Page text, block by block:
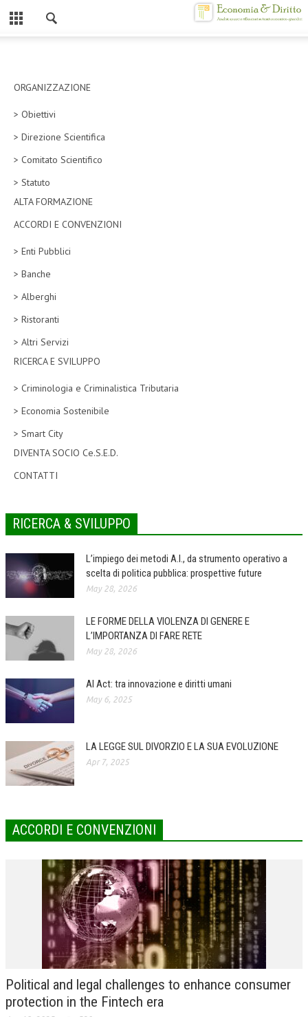
CHI SIAMO
MISSION
CONTATTI
ATTO COSTITUTIVO E STATUTO
ORGANIZZAZIONE
OBIETTIVI
DIREZIONE SCIENTIFICA
ALTA FORMAZIONE
LA RIVISTA
COMITATO EDITORIALE
PEER REVIEW
CODICE ETICO
AUTORI
COLLABORA CON NOI
CORPORATE SOCIAL RESPONSIBILITY
INTERNAZIONALIZZAZIONE
HUMAN RESOURCES
MARKETING
RISK MANAGEMENT
SVILUPPO SOSTENIBILE
PERSONA E CITTÀ
L’UMANISTA
DIRITTO PENALE D’IMPRESA
ORGANIZZAZIONE
> Obiettivi
> Direzione Scientifica
> Comitato Scientifico
> Statuto
ALTA FORMAZIONE
ACCORDI E CONVENZIONI
> Enti Pubblici
> Banche
> Alberghi
> Ristoranti
> Altri Servizi
RICERCA E SVILUPPO
> Criminologia e Criminalistica Tributaria
> Economia Sostenibile
> Smart City
DIVENTA SOCIO Ce.S.E.D.
CONTATTI
RICERCA & SVILUPPO
L’impiego dei metodi A.I., da strumento operativo a
scelta di politica pubblica: prospettive future
May 28, 2026
LE FORME DELLA VIOLENZA DI GENERE E
L’IMPORTANZA DI FARE RETE
May 28, 2026
AI Act: tra innovazione e diritti umani
May 6, 2025
LA LEGGE SUL DIVORZIO E LA SUA EVOLUZIONE
Apr 7, 2025
ACCORDI E CONVENZIONI
Political and legal challenges to enhance consumer
protection in the Fintech era